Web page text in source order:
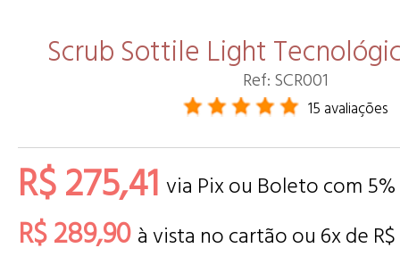
Scrub Sottile Light
Ref: SCR001
15 avaliações
R$ 275,41 via Pix ou Boleto com
R$ 289,90 à vista no cartão ou 6x de